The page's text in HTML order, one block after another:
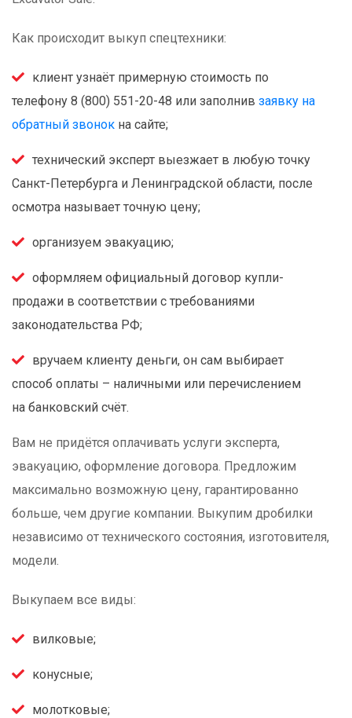
Как происходит выкуп спецтехники:
клиент узнаёт примерную стоимость по
телефону 8 (800) 551-20-48 или заполнив заявку на
обратный звонок на сайте;
технический эксперт выезжает в любую точку
Санкт-Петербурга и Ленинградской области, после
осмотра называет точную цену;
организуем эвакуацию;
оформляем официальный договор купли-
продажи в соответствии с требованиями
законодательства РФ;
вручаем клиенту деньги, он сам выбирает
способ оплаты – наличными или перечислением
на банковский счёт.
Вам не придётся оплачивать услуги эксперта,
эвакуацию, оформление договора. Предложим
максимально возможную цену, гарантированно
больше, чем другие компании. Выкупим дробилки
независимо от технического состояния, изготовителя,
модели.
Выкупаем все виды:
вилковые;
конусные;
молотковые;